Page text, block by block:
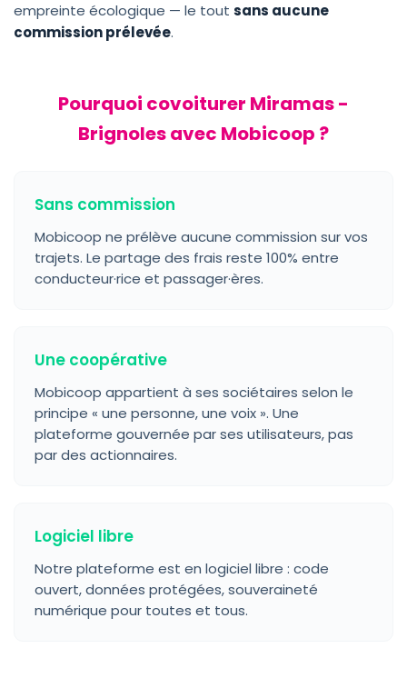
empreinte écologique — le tout sans aucune
commission prélevée.
Pourquoi covoiturer Miramas -
Brignoles avec Mobicoop ?
Sans commission
Mobicoop ne prélève aucune commission sur vos
trajets. Le partage des frais reste 100% entre
conducteur·rice et passager·ères.
Une coopérative
Mobicoop appartient à ses sociétaires selon le
principe « une personne, une voix ». Une
plateforme gouvernée par ses utilisateurs, pas
par des actionnaires.
Logiciel libre
Notre plateforme est en logiciel libre : code
ouvert, données protégées, souveraineté
numérique pour toutes et tous.